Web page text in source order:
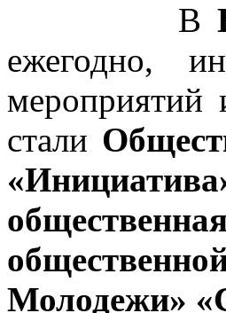
В
ежегодно,
мероприятий
стали
Молодежи»